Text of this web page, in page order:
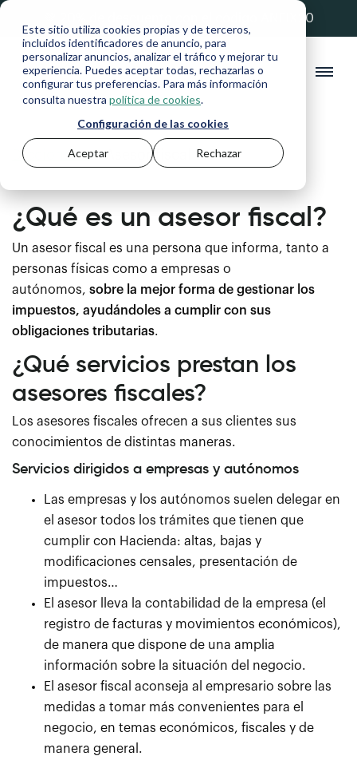
Este sitio utiliza cookies propias y de terceros,
incluidos identificadores de anuncio, para
personalizar anuncios, analizar el tráfico y mejorar tu
experiencia. Puedes aceptar todas, rechazarlas o
configurar tus preferencias. Para más información
consulta nuestra política de cookies.
Configuración de las cookies
Aceptar Rechazar
💚 20% de descuento con el código ANFIX20
Diccionario>Asesor fiscal
¿Qué es un asesor fiscal?
Un asesor fiscal es una persona que informa, tanto a
personas físicas como a empresas o
autónomos, sobre la mejor forma de gestionar los
impuestos, ayudándoles a cumplir con sus
obligaciones tributarias.
¿Qué servicios prestan los
asesores fiscales?
Los asesores fiscales ofrecen a sus clientes sus
conocimientos de distintas maneras.
Servicios dirigidos a empresas y autónomos
Las empresas y los autónomos suelen delegar en
el asesor todos los trámites que tienen que
cumplir con Hacienda: altas, bajas y
modificaciones censales, presentación de
impuestos…
El asesor lleva la contabilidad de la empresa (el
registro de facturas y movimientos económicos),
de manera que dispone de una amplia
información sobre la situación del negocio.
El asesor fiscal aconseja al empresario sobre las
medidas a tomar más convenientes para el
negocio, en temas económicos, fiscales y de
manera general.